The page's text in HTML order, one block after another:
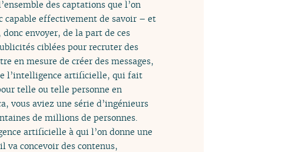
des captations que l’on
capable effectivement de savoir – et
envoyer, de la part de ces
ciblées pour recruter des
en mesure de créer des messages,
l’intelligence artificielle, qui fait
telle ou telle personne en
vous aviez une série d’ingénieurs
de millions de personnes.
artificielle à qui l’on donne une
concevoir des contenus,